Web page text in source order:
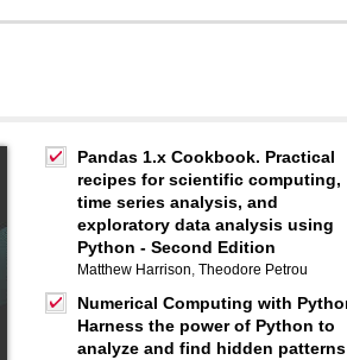
Pandas 1.x Cookbook. Practical
recipes for scientific computing,
time series analysis, and
exploratory data analysis using
Python - Second Edition
Matthew Harrison, Theodore Petrou
Numerical Computing with
Harness the power of Python to
analyze and find hidden